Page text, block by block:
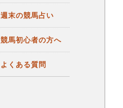
週末の競馬占い
競馬初心者の方へ
よくある質問